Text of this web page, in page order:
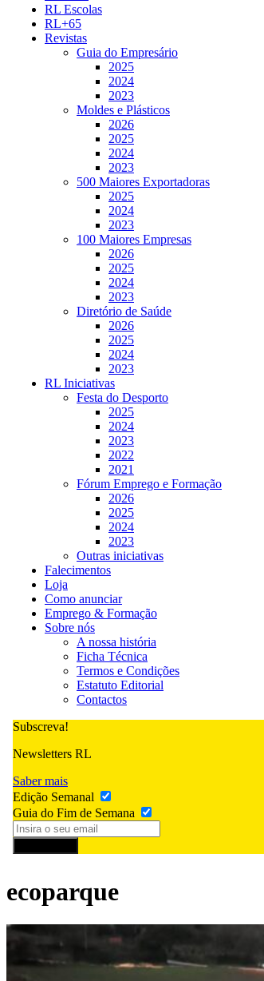
RL Escolas
RL+65
Revistas
Guia do Empresário
2025
2024
2023
Moldes e Plásticos
2026
2025
2024
2023
500 Maiores Exportadoras
2025
2024
2023
100 Maiores Empresas
2026
2025
2024
2023
Diretório de Saúde
2026
2025
2024
2023
RL Iniciativas
Festa do Desporto
2025
2024
2023
2022
2021
Fórum Emprego e Formação
2026
2025
2024
2023
Outras iniciativas
Falecimentos
Loja
Como anunciar
Emprego & Formação
Sobre nós
A nossa história
Ficha Técnica
Termos e Condições
Estatuto Editorial
Contactos
Subscreva!
Newsletters RL
Saber mais
Edição Semanal
Guia do Fim de Semana
ecoparque